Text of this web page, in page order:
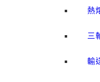
熱
三
輸